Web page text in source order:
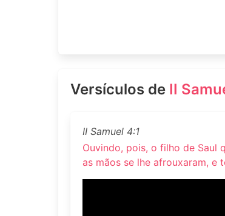
Versículos de II
II Samuel 4:1
Ouvindo, pois, o filho de Saul
as mãos se lhe afrouxaram, e